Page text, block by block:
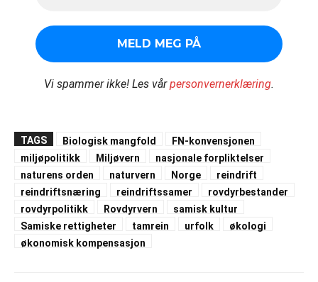
Vi spammer ikke! Les vårpersonvernerklæring.
TAGS Biologisk mangfold
FN-konvensjonen
miljøpolitikk
Miljøvern
nasjonale forpliktelser
naturens orden
naturvern Norge
reindrift
reindriftsnæring
reindriftssamer
rovdyrbestander
rovdyrpolitikk
Rovdyrvern
samisk kultur
Samiske rettigheter
tamrein urfolk
økologi
økonomisk kompensasjon